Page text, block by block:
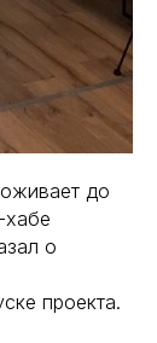
до
хабе
о
проекта.